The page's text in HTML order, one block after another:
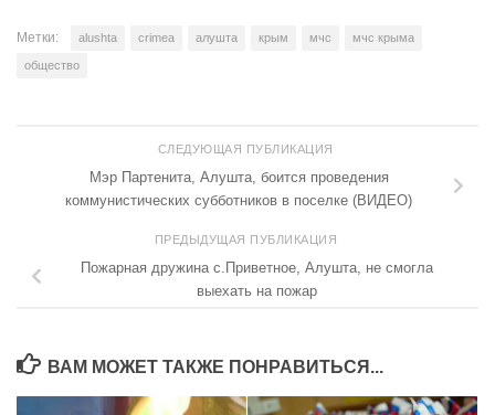
Метки: alushta crimea алушта крым мчс мчс крыма
общество
СЛЕДУЮЩАЯ ПУБЛИКАЦИЯ
Мэр Партенита, Алушта, боится проведения
коммунистических субботников в поселке (ВИДЕО)
ПРЕДЫДУЩАЯ ПУБЛИКАЦИЯ
Пожарная дружина с.Приветное, Алушта, не смогла
выехать на пожар
ВАМ МОЖЕТ ТАКЖЕ ПОНРАВИТЬСЯ...